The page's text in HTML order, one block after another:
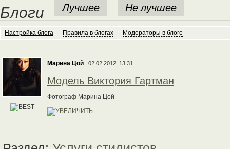
Блоги Лучшее Не лучшее
Настройка блога Правила в блогах Модераторы в блоге
Марина Цой 02.02.2012, 13:31
Модель Виктория Гартман
Фотограф Марина Цой